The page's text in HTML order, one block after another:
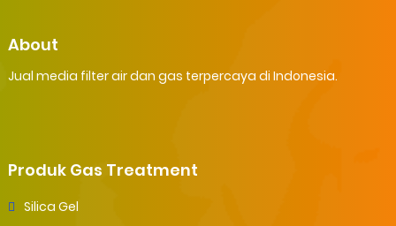
About
Jual media filter air dan gas terpercaya di Indonesia.
Produk Gas Treatment
Silica Gel